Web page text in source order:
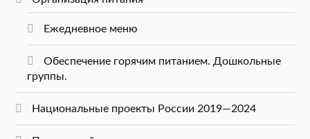
Ежедневное меню
Обеспечение горячим питанием. Дошкольные
группы.
Национальные проекты России 2019—2024